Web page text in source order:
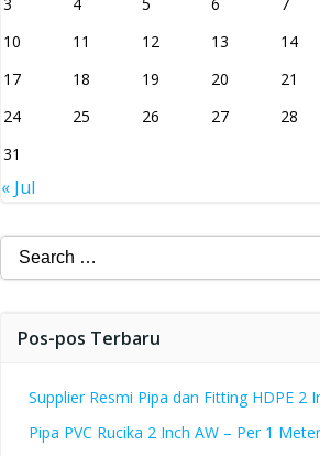
10
11 12 13 14
17
18 19 20 21
24
25 26 27 28
31
« Jul
Search
for:
Pos-pos Terbaru
Supplier Resmi Pipa dan Fitting HDPE 2
Pipa PVC Rucika 2 Inch AW – Per 1